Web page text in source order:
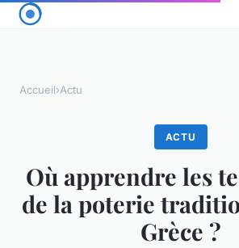
Accueil›Actu
ACTU
Où apprendre les
de la poterie
Grèce ?